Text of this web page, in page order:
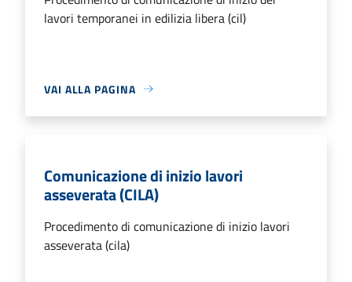
lavori temporanei in edilizia libera (cil)
VAI ALLA PAGINA
Comunicazione di inizio lavori
asseverata (CILA)
Procedimento di comunicazione di inizio lavori
asseverata (cila)